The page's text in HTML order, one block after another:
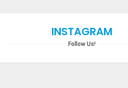
INSTAGRAM
Follow Us!